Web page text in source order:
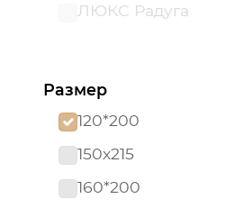
ЛЮКС Радуга
Махра
Размер
120*200
150х215
160*200